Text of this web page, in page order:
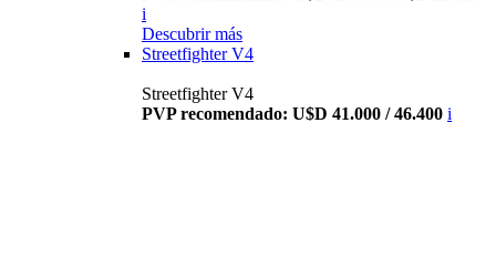
i
Descubrir más
Streetfighter V4
Streetfighter V4
PVP recomendado: U$D 41.000 / 46.400 i